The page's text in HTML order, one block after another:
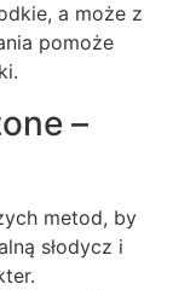
a może z
pomoże
–
metod, by
słodycz i